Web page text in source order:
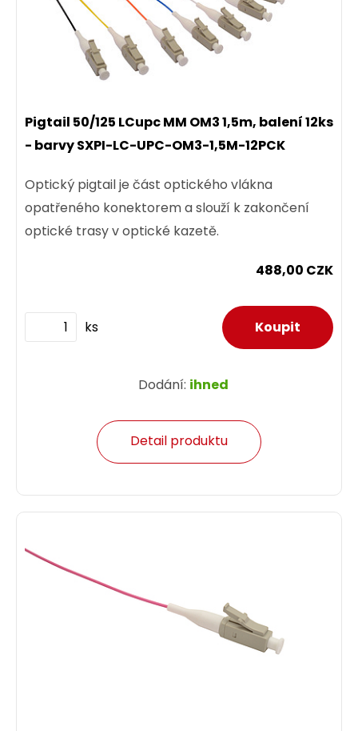
Pigtail 50/125 LCupc MM OM3 1,5m, balení 12ks
- barvy SXPI-LC-UPC-OM3-1,5M-12PCK
Optický pigtail je část optického vlákna
opatřeného konektorem a slouží k zakončení
optické trasy v optické kazetě.
488,00 CZK
ks
Dodání: ihned
Detail produktu